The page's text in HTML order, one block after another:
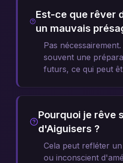
Est-ce que rêver
un mauvais
Pas
souvent une
futurs, ce qui peut
Pourquoi je rêve
d'Aiguisers ?
Cela peut refléter
ou inconscient